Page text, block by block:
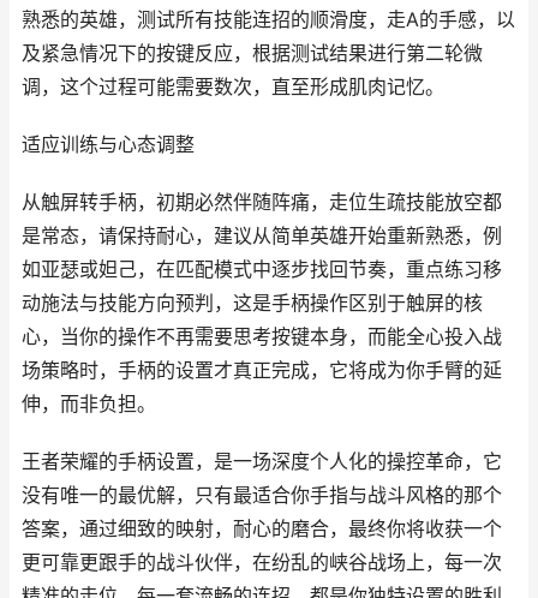
熟悉的英雄，测试所有技能连招的顺滑度，走A的手感，以
及紧急情况下的按键反应，根据测试结果进行第二轮微
调，这个过程可能需要数次，直至形成肌肉记忆。
适应训练与心态调整
从触屏转手柄，初期必然伴随阵痛，走位生疏技能放空都
是常态，请保持耐心，建议从简单英雄开始重新熟悉，例
如亚瑟或妲己，在匹配模式中逐步找回节奏，重点练习移
动施法与技能方向预判，这是手柄操作区别于触屏的核
心，当你的操作不再需要思考按键本身，而能全心投入战
场策略时，手柄的设置才真正完成，它将成为你手臂的延
伸，而非负担。
王者荣耀的手柄设置，是一场深度个人化的操控革命，它
没有唯一的最优解，只有最适合你手指与战斗风格的那个
答案，通过细致的映射，耐心的磨合，最终你将收获一个
更可靠更跟手的战斗伙伴，在纷乱的峡谷战场上，每一次